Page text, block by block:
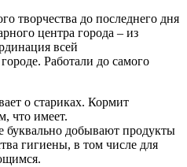
творчества до последнего дня
центра города – из
всей
Работали до самого
о стариках. Кормит
что имеет.
буквально добывают продукты
гигиены, в том числе для